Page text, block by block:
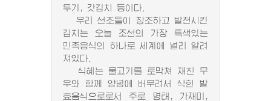
두기, 갓김치 등이다.
우리 선조들이 창조하고 발전시킨
김치는 오늘 조선의 가장 특색있는
민족음식의 하나로 세계에 널리 알려
져있다.
식혜는 물고기를 토막쳐 채친 무
우와 함께 양념에 버무려서 삭힌 발
효음식으로로서 주로 명태, 가재미,